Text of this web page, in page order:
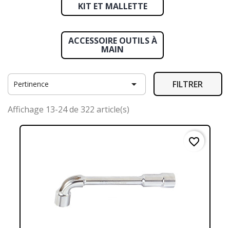
KIT ET MALLETTE
ACCESSOIRE OUTILS À
MAIN
Pertinence  FILTRER
Affichage 13-24 de 322 article(s)
favorite_border